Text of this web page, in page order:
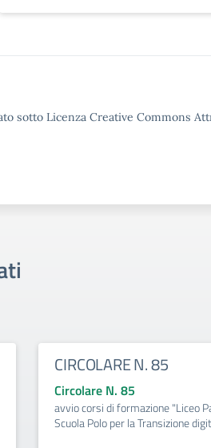
sotto Licenza Creative Commons
CIRCOLARE N. 85
Circolare N. 85
avvio corsi di formazione "Liceo
Scuola Polo per la Transizione